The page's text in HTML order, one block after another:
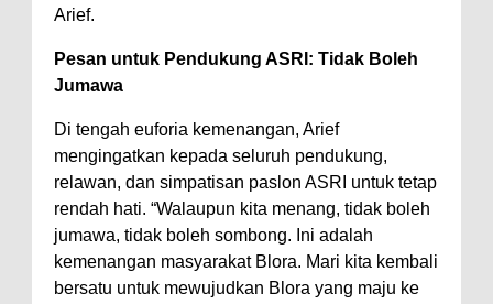
Arief.
Pesan untuk Pendukung ASRI: Tidak Boleh
Jumawa
Di tengah euforia kemenangan, Arief
mengingatkan kepada seluruh pendukung,
relawan, dan simpatisan paslon ASRI untuk tetap
rendah hati. “Walaupun kita menang, tidak boleh
jumawa, tidak boleh sombong. Ini adalah
kemenangan masyarakat Blora. Mari kita kembali
bersatu untuk mewujudkan Blora yang maju ke